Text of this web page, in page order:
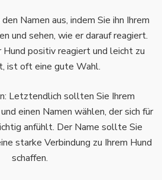
Namen aus, indem Sie ihn Ihrem
und sehen, wie er darauf reagiert.
Hund positiv reagiert und leicht zu
ist oft eine gute Wahl.
Letztendlich sollten Sie Ihrem
einen Namen wählen, der sich für
anfühlt. Der Name sollte Sie
starke Verbindung zu Ihrem Hund
schaffen.